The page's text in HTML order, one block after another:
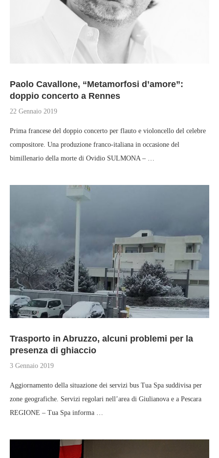
Paolo Cavallone, “Metamorfosi d’amore”:
doppio concerto a Rennes
22 Gennaio 2019
Prima francese del doppio concerto per flauto e violoncello del celebre
compositore. Una produzione franco-italiana in occasione del
bimillenario della morte di Ovidio SULMONA – …
Trasporto in Abruzzo, alcuni problemi per la
presenza di ghiaccio
3 Gennaio 2019
Aggiornamento della situazione dei servizi bus Tua Spa suddivisa per
zone geografiche. Servizi regolari nell’area di Giulianova e a Pescara
REGIONE – Tua Spa informa …